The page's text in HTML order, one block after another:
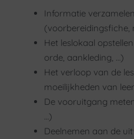
Informatie
(voorbereidingsfiche,
Het leslokaal
orde, aankleding, …)
Het verloop van de
moeilijkheden van
De vooruitgang
…)
Deelnemen aan de